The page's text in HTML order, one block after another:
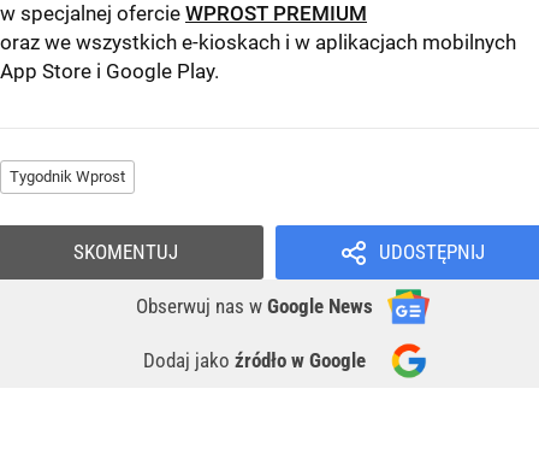
w specjalnej ofercie WPROST PREMIUM
oraz we wszystkich e-kioskach i w aplikacjach mobilnych
App Store i Google Play.
Tygodnik Wprost
UDOSTĘPNIJ
Obserwuj nas w Google News
Dodaj jako źródło w Google
SKOMENTUJ